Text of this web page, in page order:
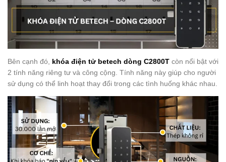
Bên cạnh đó, khóa điện tử betech dòng C2800T còn nổi bật với
2 tính năng riêng tư và công cộng. Tính năng này giúp cho người
sử dụng có thể linh hoạt thay đổi trong các tình huống khác nhau.